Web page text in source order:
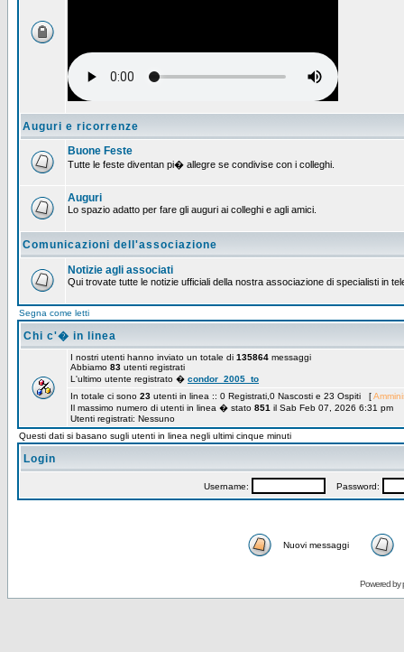
Auguri e ricorrenze
Buone Feste
Tutte le feste diventan pi� allegre se condivise con i colleghi.
Auguri
Lo spazio adatto per fare gli auguri ai colleghi e agli amici.
Comunicazioni dell'associazione
Notizie agli associati
Qui trovate tutte le notizie ufficiali della nostra associazione di specialisti in
Segna come letti
Chi c'� in linea
I nostri utenti hanno inviato un totale di 135864 messaggi
Abbiamo 83 utenti registrati
L'ultimo utente registrato � condor_2005_to
In totale ci sono 23 utenti in linea :: 0 Registrati,0 Nascosti e 23 Ospiti [
Il massimo numero di utenti in linea � stato 851 il Sab Feb 07, 2026 6:31 pm
Utenti registrati: Nessuno
Questi dati si basano sugli utenti in linea negli ultimi cinque minuti
Login
Username: Password:
Nuovi messaggi
Powered by